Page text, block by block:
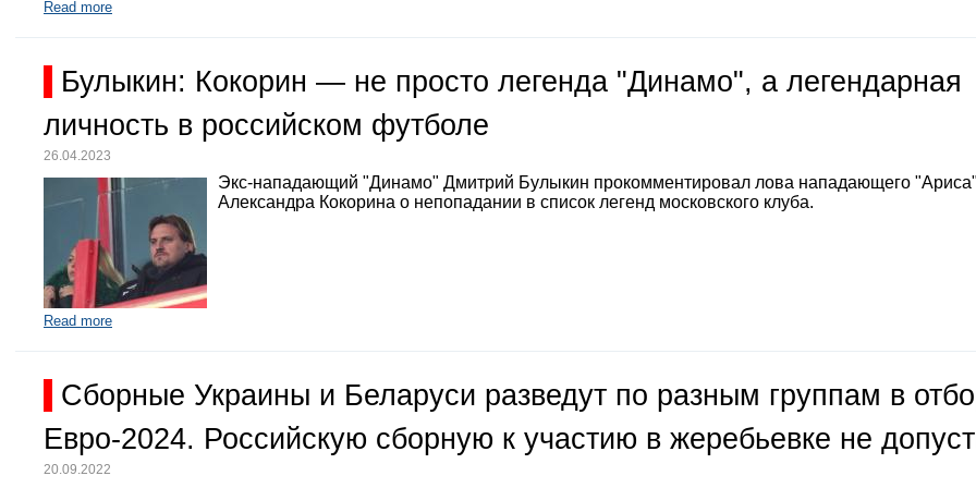
Read more
Булыкин: Кокорин — не просто легенда "Динамо", а легендарная
личность в российском футболе
26.04.2023
Экс-нападающий "Динамо" Дмитрий Булыкин прокомментировал лова нападающего "Ариса"
Александра Кокорина о непопадании в список легенд московского клуба.
Read more
Сборные Украины и Беларуси разведут по разным группам в
Евро-2024. Российскую сборную к участию в жеребьевке не
20.09.2022